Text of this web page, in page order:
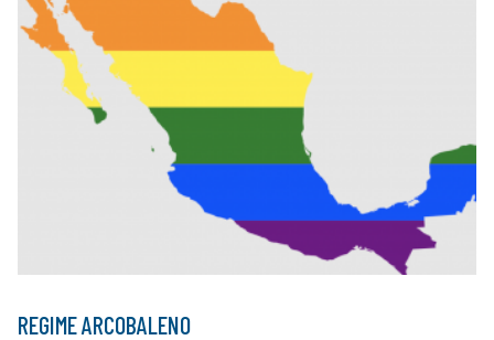
REGIME ARCOBALENO